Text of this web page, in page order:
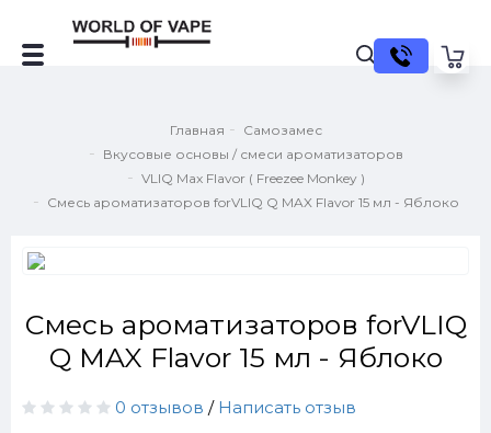
Главная
Самозамес
Вкусовые основы / смеси ароматизаторов
VLIQ Max Flavor ( Freezee Monkey )
Смесь ароматизаторов forVLIQ Q MAX Flavor 15 мл - Яблоко
Смесь ароматизаторов forVLIQ
Q MAX Flavor 15 мл - Яблоко
0 отзывов / Написать отзыв